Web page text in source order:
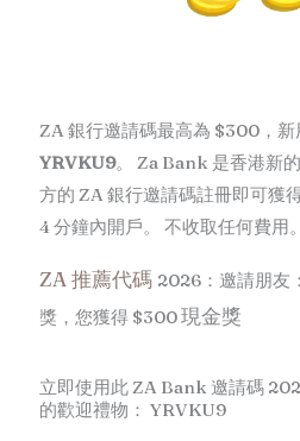
ZA 銀行邀請碼最高為 $300，新
YRVKU9。 Za Bank 是香港新
方的 ZA 銀行邀請碼註冊即可獲
4 分鐘內開戶。 不收取任何費用
ZA 推薦代碼 2026：邀請朋友
獎，您獲得 $300現金獎
立即使用此 ZA Bank 邀請碼
的歡迎禮物： YRVKU9